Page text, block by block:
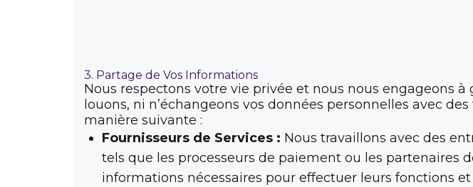
3. Partage de Vos Informations
Nous respectons votre vie privée et nous nous engageons
louons, ni n’échangeons vos données personnelles avec
manière suivante :
Fournisseurs de Services : Nous travaillons avec des
tels que les processeurs de paiement ou les partenaires
informations nécessaires pour effectuer leurs fonctions